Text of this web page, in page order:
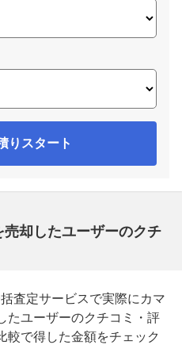
りスタート
却したユーザーのクチ
査定サービスで実際にカマ
たユーザーのクチコミ・評
較で得した金額をチェック